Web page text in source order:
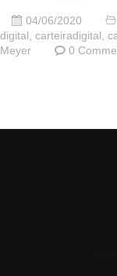
04/06/2020
digital , carteiradigital ,
Meyer
0